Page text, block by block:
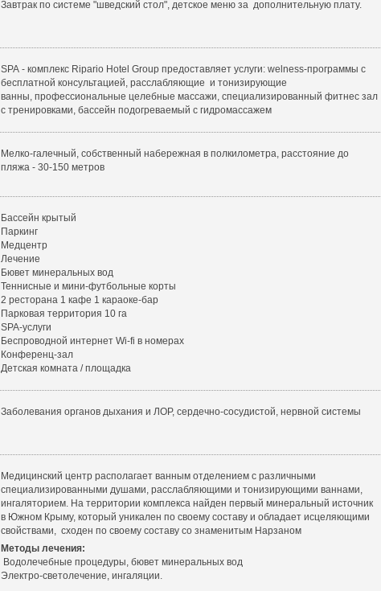
Завтрак по системе "шведский стол", детское меню за дополнительную плату.
SPA - комплекс Ripario Hotel Group предоставляет услуги: welness-программы с
бесплатной консультацией, расслабляющие и тонизирующие
ванны, профессиональные целебные массажи, специализированный фитнес зал
с тренировками, бассейн подогреваемый с гидромассажем
Мелко-галечный, собственный набережная в полкилометра, расстояние до
пляжа - 30-150 метров
Бассейн крытый
Паркинг
Медцентр
Лечение
Бювет минеральных вод
Теннисные и мини-футбольные корты
2 ресторана 1 кафе 1 караоке-бар
Парковая территория 10 га
SPA-услуги
Беспроводной интернет Wi-fi в номерах
Конференц-зал
Детская комната / площадка
Заболевания органов дыхания и ЛОР, сердечно-сосудистой, нервной системы
Медицинский центр располагает ванным отделением с различными
специализированными душами, расслабляющими и тонизирующими ваннами,
ингаляторием. На территории комплекса найден первый минеральный источник
в Южном Крыму, который уникален по своему составу и обладает исцеляющими
свойствами, сходен по своему составу со знаменитым Нарзаном
Методы лечения:
Водолечебные процедуры, бювет минеральных вод
Электро-светолечение, ингаляции.